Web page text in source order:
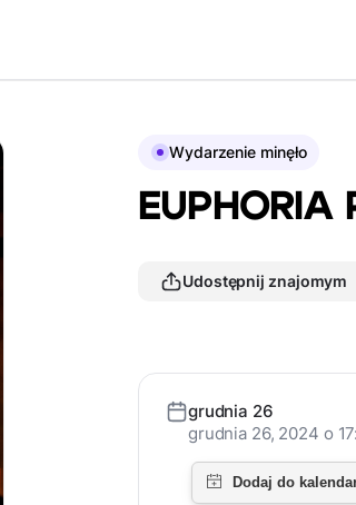
Wydarzenie minęło
EUPHORIA
Udostępnij znajomym
grudnia 26
grudnia 26, 2024 o